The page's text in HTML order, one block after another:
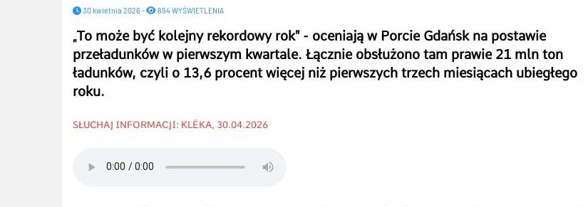
30 kwietnia 2026 - 694 WYŚWIETLENIA
„To może być kolejny rekordowy rok" - oceniają w Porcie Gdańsk na postawie
przeładunków w pierwszym kwartale. Łącznie obsłużono tam prawie 21 mln ton
ładunków, czyli o 13,6 procent więcej niż pierwszych trzech miesiącach ubiegłego
roku.
SŁUCHAJ INFORMACJI: KLËKA, 30.04.2026